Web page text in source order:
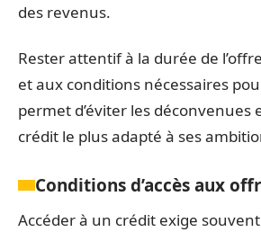
des revenus.
Rester attentif à la durée de
et aux conditions nécessaires
permet d’éviter les déconvenues
crédit le plus adapté à ses
Conditions d’accès aux
Accéder à un crédit exige